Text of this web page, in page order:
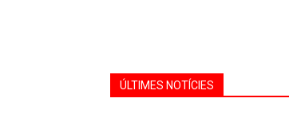
ÚLTIMES NOTÍCIES